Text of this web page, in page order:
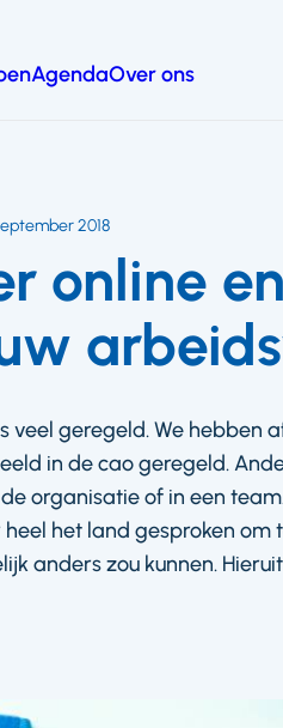
AgendaOver ons
online
2018
veel geregeld. We hebben
in de cao geregeld.
organisatie of in een
het land gesproken
anders zou kunnen.